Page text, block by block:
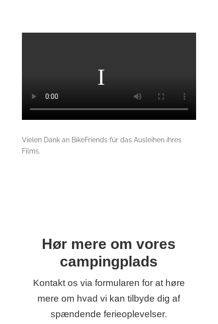
Vielen Dank an BikeFriends für das Ausleihen ihres
Films.
​Hør mere om vores
campingplads​
Kontakt os via formularen for at høre
mere om hvad vi kan tilbyde dig af
spændende ferieoplevelser.